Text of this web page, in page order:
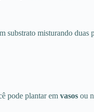
misturando duas
pode plantar em vasos ou